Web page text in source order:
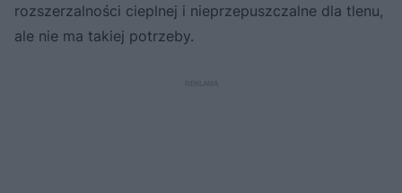
rozszerzalności cieplnej i nieprzepuszczalne dla tlenu,
ale nie ma takiej potrzeby.